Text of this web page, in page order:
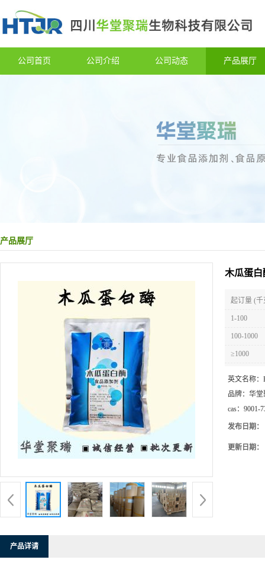
公司首页 公司介绍 公司动态 产品展厅
产品展厅
木瓜蛋白
起订量 (千
1-100
100-1000
≥1000
英文名称：
品牌： 华堂
cas： 9001-
发布日期：
更新日期：
产品详请